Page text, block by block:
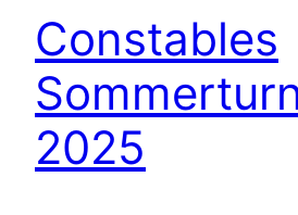
Constables
2025